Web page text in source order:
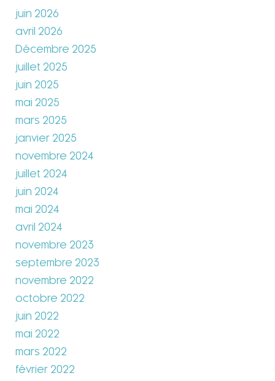
juin 2026
avril 2026
Décembre 2025
juillet 2025
juin 2025
mai 2025
mars 2025
janvier 2025
novembre 2024
juillet 2024
juin 2024
mai 2024
avril 2024
novembre 2023
septembre 2023
novembre 2022
octobre 2022
juin 2022
mai 2022
mars 2022
février 2022